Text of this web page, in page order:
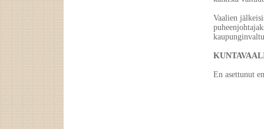
Vaalien
En asettunut